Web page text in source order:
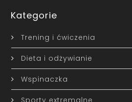
Kategorie
Trening i ćwiczenia
Dieta i odżywianie
Wspinaczka
Sporty extremalne